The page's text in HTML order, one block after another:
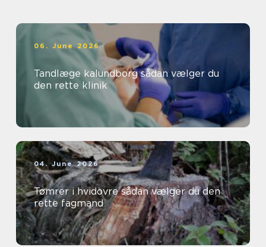
06. June 2026
Tandlæge kalundborg sådan vælger du
den rette klinik
04. June 2026
Tømrer i hvidovre sådan vælger du den
rette fagmand